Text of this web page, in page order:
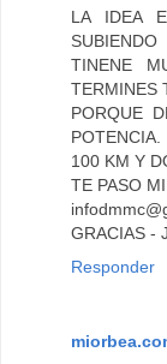
LA IDEA
TINENE
TERMINES
PORQUE
100 KM Y
TE PASO MI
GRACIAS -
Responder